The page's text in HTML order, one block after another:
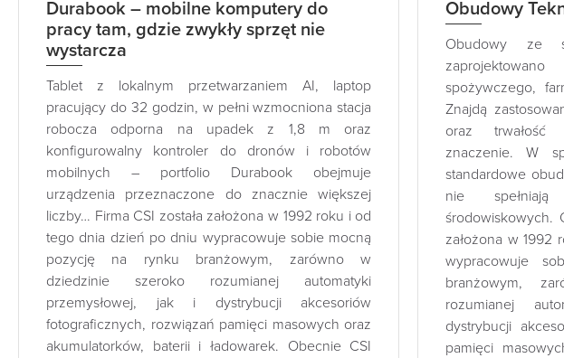
Durabook – mobilne komputery do
pracy tam, gdzie zwykły sprzęt nie
wystarcza
Tablet z lokalnym przetwarzaniem AI, laptop
pracujący do 32 godzin, w pełni wzmocniona stacja
robocza odporna na upadek z 1,8 m oraz
konfigurowalny kontroler do dronów i robotów
mobilnych – portfolio Durabook obejmuje
urządzenia przeznaczone do znacznie większej
liczby… Firma CSI została założona w 1992 roku i od
tego dnia dzień po dniu wypracowuje sobie mocną
pozycję na rynku branżowym, zarówno w
dziedzinie szeroko rozumianej automatyki
przemysłowej, jak i dystrybucji akcesoriów
fotograficznych, rozwiązań pamięci masowych oraz
akumulatorków, baterii i ładowarek. Obecnie CSI
Obudowy
Obudowy ze
spożywczego,
Znajdą
oraz trwałość
znaczenie. W
standardowe
nie spełniają
środowiskowych.
założona w
wypracowuje
branżowym,
rozumianej
dystrybucji
pamięci